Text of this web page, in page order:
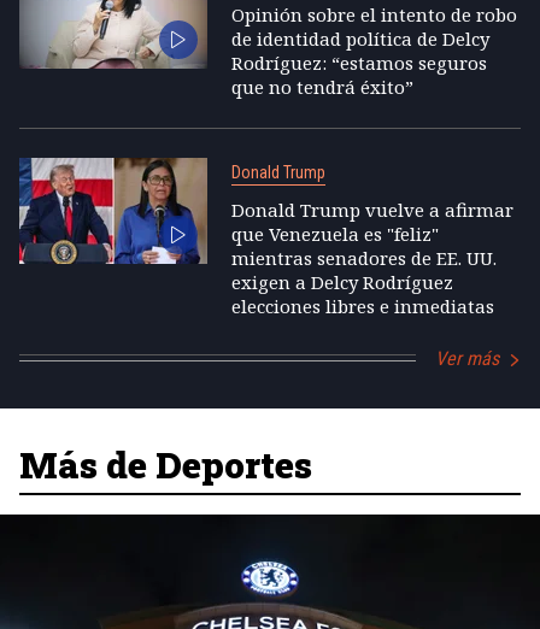
Opinión sobre el intento de robo
de identidad política de Delcy
Rodríguez: “estamos seguros
que no tendrá éxito”
Donald Trump
Donald Trump vuelve a afirmar
que Venezuela es "feliz"
mientras senadores de EE. UU.
exigen a Delcy Rodríguez
elecciones libres e inmediatas
Ver más
Más de Deportes